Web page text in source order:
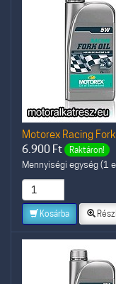
Motorex Racing
6.900 Ft Raktáron!
Mennyiségi egység (1
Kosárba